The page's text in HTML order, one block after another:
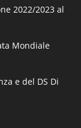
2022/2023 al
Mondiale
e del DS Di